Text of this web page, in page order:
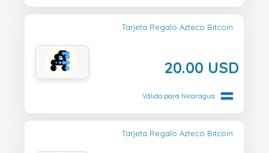
Tarjeta Regalo Azteco Bitcoin
20.00 USD
Válido para Nicaragua
Tarjeta Regalo Azteco Bitcoin